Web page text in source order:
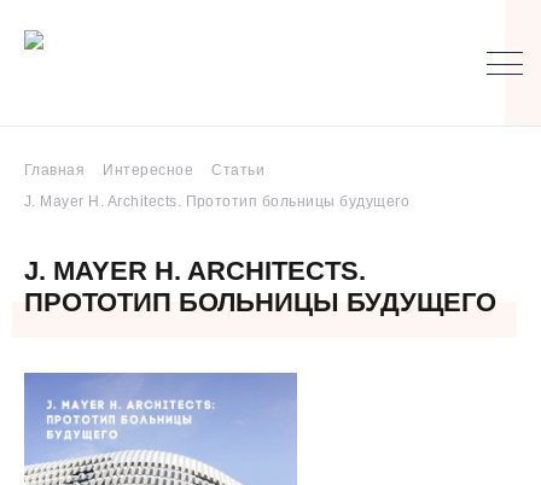
Главная Интересное
Статьи
J. Mayer H. Architects. Прототип больницы будущего
J. MAYER H. ARCHITECTS.
ПРОТОТИП БОЛЬНИЦЫ БУДУЩЕГО